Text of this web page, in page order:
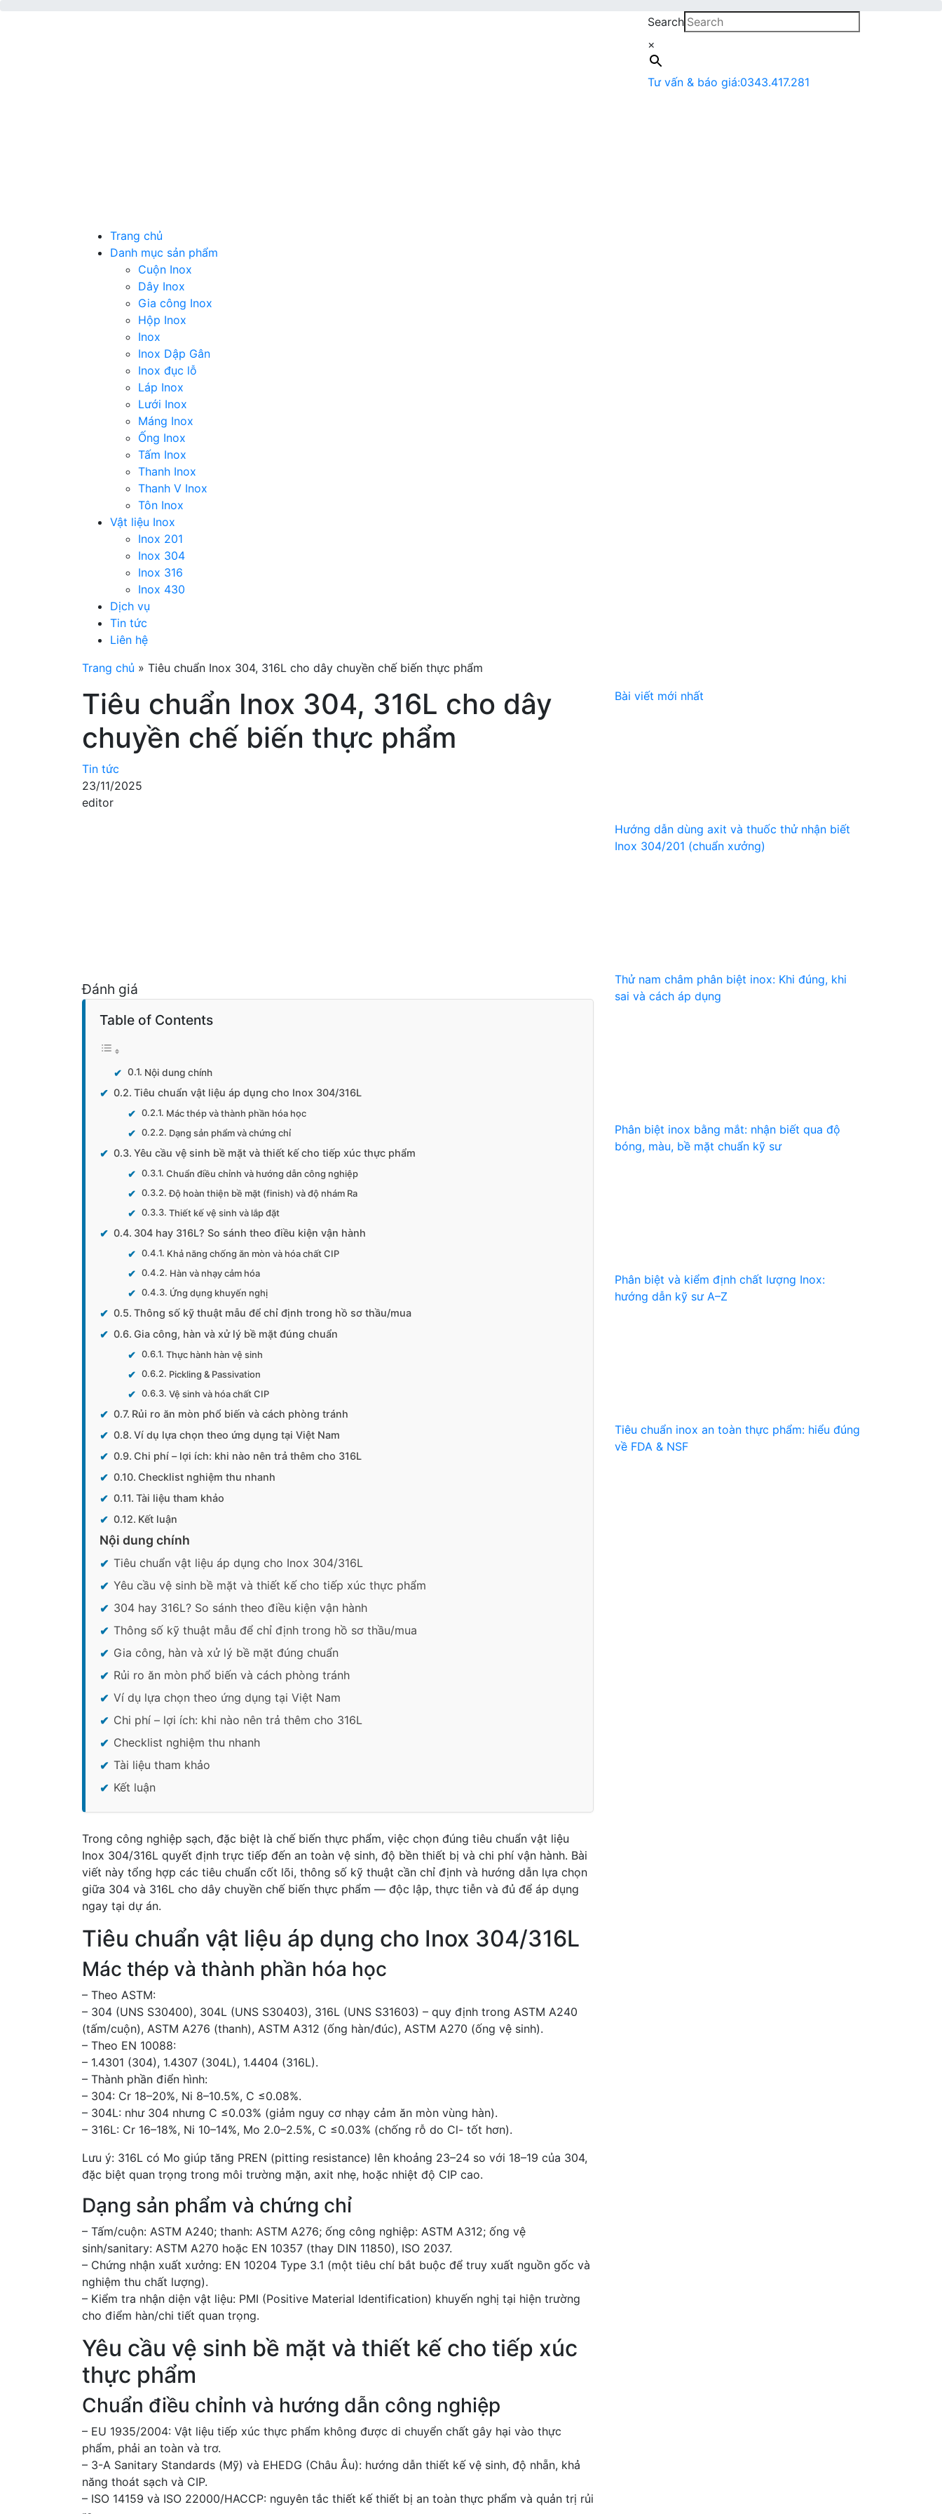
Search
×
Tư vấn & báo giá:0343.417.281
Trang chủ
Danh mục sản phẩm
Cuộn Inox
Dây Inox
Gia công Inox
Hộp Inox
Inox
Inox Dập Gân
Inox đục lỗ
Láp Inox
Lưới Inox
Máng Inox
Ống Inox
Tấm Inox
Thanh Inox
Thanh V Inox
Tôn Inox
Vật liệu Inox
Inox 201
Inox 304
Inox 316
Inox 430
Dịch vụ
Tin tức
Liên hệ
Trang chủ » Tiêu chuẩn Inox 304, 316L cho dây chuyền chế biến thực phẩm
Tiêu chuẩn Inox 304, 316L cho dây
chuyền chế biến thực phẩm
Tin tức
23/11/2025
editor
Đánh giá
Table of Contents
Nội dung chính
Tiêu chuẩn vật liệu áp dụng cho Inox 304/316L
Mác thép và thành phần hóa học
Dạng sản phẩm và chứng chỉ
Yêu cầu vệ sinh bề mặt và thiết kế cho tiếp xúc thực phẩm
Chuẩn điều chỉnh và hướng dẫn công nghiệp
Độ hoàn thiện bề mặt (finish) và độ nhám Ra
Thiết kế vệ sinh và lắp đặt
304 hay 316L? So sánh theo điều kiện vận hành
Khả năng chống ăn mòn và hóa chất CIP
Hàn và nhạy cảm hóa
Ứng dụng khuyến nghị
Thông số kỹ thuật mẫu để chỉ định trong hồ sơ thầu/mua
Gia công, hàn và xử lý bề mặt đúng chuẩn
Thực hành hàn vệ sinh
Pickling & Passivation
Vệ sinh và hóa chất CIP
Rủi ro ăn mòn phổ biến và cách phòng tránh
Ví dụ lựa chọn theo ứng dụng tại Việt Nam
Chi phí – lợi ích: khi nào nên trả thêm cho 316L
Checklist nghiệm thu nhanh
Tài liệu tham khảo
Kết luận
Nội dung chính
Tiêu chuẩn vật liệu áp dụng cho Inox 304/316L
Yêu cầu vệ sinh bề mặt và thiết kế cho tiếp xúc thực phẩm
304 hay 316L? So sánh theo điều kiện vận hành
Thông số kỹ thuật mẫu để chỉ định trong hồ sơ thầu/mua
Gia công, hàn và xử lý bề mặt đúng chuẩn
Rủi ro ăn mòn phổ biến và cách phòng tránh
Ví dụ lựa chọn theo ứng dụng tại Việt Nam
Chi phí – lợi ích: khi nào nên trả thêm cho 316L
Checklist nghiệm thu nhanh
Tài liệu tham khảo
Kết luận
Trong công nghiệp sạch, đặc biệt là chế biến thực phẩm, việc chọn đúng tiêu chuẩn vật liệu
Inox 304/316L quyết định trực tiếp đến an toàn vệ sinh, độ bền thiết bị và chi phí vận hành. Bài
viết này tổng hợp các tiêu chuẩn cốt lõi, thông số kỹ thuật cần chỉ định và hướng dẫn lựa chọn
giữa 304 và 316L cho dây chuyền chế biến thực phẩm — độc lập, thực tiễn và đủ để áp dụng
ngay tại dự án.
Tiêu chuẩn vật liệu áp dụng cho Inox 304/316L
Mác thép và thành phần hóa học
– Theo ASTM:
– 304 (UNS S30400), 304L (UNS S30403), 316L (UNS S31603) – quy định trong ASTM A240
(tấm/cuộn), ASTM A276 (thanh), ASTM A312 (ống hàn/đúc), ASTM A270 (ống vệ sinh).
– Theo EN 10088:
– 1.4301 (304), 1.4307 (304L), 1.4404 (316L).
– Thành phần điển hình:
– 304: Cr 18–20%, Ni 8–10.5%, C ≤0.08%.
– 304L: như 304 nhưng C ≤0.03% (giảm nguy cơ nhạy cảm ăn mòn vùng hàn).
– 316L: Cr 16–18%, Ni 10–14%, Mo 2.0–2.5%, C ≤0.03% (chống rỗ do Cl- tốt hơn).
Lưu ý: 316L có Mo giúp tăng PREN (pitting resistance) lên khoảng 23–24 so với 18–19 của 304,
đặc biệt quan trọng trong môi trường mặn, axit nhẹ, hoặc nhiệt độ CIP cao.
Dạng sản phẩm và chứng chỉ
– Tấm/cuộn: ASTM A240; thanh: ASTM A276; ống công nghiệp: ASTM A312; ống vệ
sinh/sanitary: ASTM A270 hoặc EN 10357 (thay DIN 11850), ISO 2037.
– Chứng nhận xuất xưởng: EN 10204 Type 3.1 (một tiêu chí bắt buộc để truy xuất nguồn gốc và
nghiệm thu chất lượng).
– Kiểm tra nhận diện vật liệu: PMI (Positive Material Identification) khuyến nghị tại hiện trường
cho điểm hàn/chi tiết quan trọng.
Yêu cầu vệ sinh bề mặt và thiết kế cho tiếp xúc
thực phẩm
Chuẩn điều chỉnh và hướng dẫn công nghiệp
– EU 1935/2004: Vật liệu tiếp xúc thực phẩm không được di chuyển chất gây hại vào thực
phẩm, phải an toàn và trơ.
– 3-A Sanitary Standards (Mỹ) và EHEDG (Châu Âu): hướng dẫn thiết kế vệ sinh, độ nhẵn, khả
năng thoát sạch và CIP.
– ISO 14159 và ISO 22000/HACCP: nguyên tắc thiết kế thiết bị an toàn thực phẩm và quản trị rủi
Bài viết mới nhất
Hướng dẫn dùng axit và thuốc thử nhận biết
Inox 304/201 (chuẩn xưởng)
Thử nam châm phân biệt inox: Khi đúng, khi
sai và cách áp dụng
Phân biệt inox bằng mắt: nhận biết qua độ
bóng, màu, bề mặt chuẩn kỹ sư
Phân biệt và kiểm định chất lượng Inox:
hướng dẫn kỹ sư A–Z
Tiêu chuẩn inox an toàn thực phẩm: hiểu đúng
về FDA & NSF